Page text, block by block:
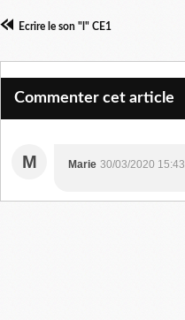
Ecrire le son "l" CE1
Commenter cet article
M Marie 30/03/2020 15:43